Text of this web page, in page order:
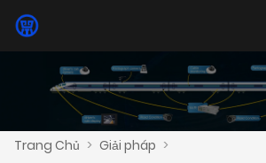
Trang Chủ > Giải pháp >